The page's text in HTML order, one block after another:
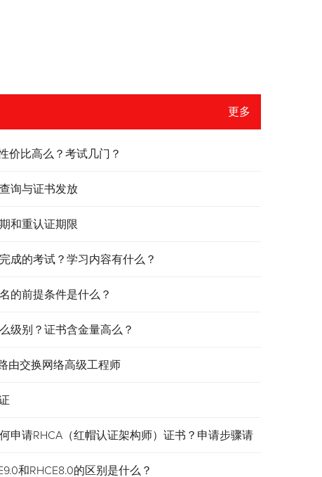
更多
价比高么？考试几门？
询与证书发放
和重认证期限
成的考试？学习内容有什么？
的前提条件是什么？
级别？证书含金量高么？
由交换网络高级工程师
申请RHCA（红帽认证架构师）证书？申请步骤请
和RHCE8.0的区别是什么？